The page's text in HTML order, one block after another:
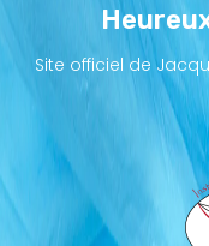
Site officiel de